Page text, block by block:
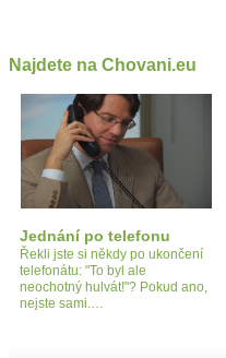
Najdete na Chovani.eu
Jednání po telefonu
Řekli jste si někdy po ukončení
telefonátu: "To byl ale
neochotný hulvát!"? Pokud ano,
nejste sami.…